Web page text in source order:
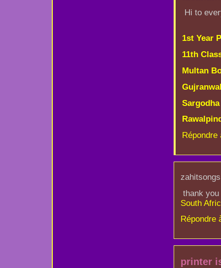
Hi to
1st Year
11th
Multan
Répondre
thank
South
Répondre
printer